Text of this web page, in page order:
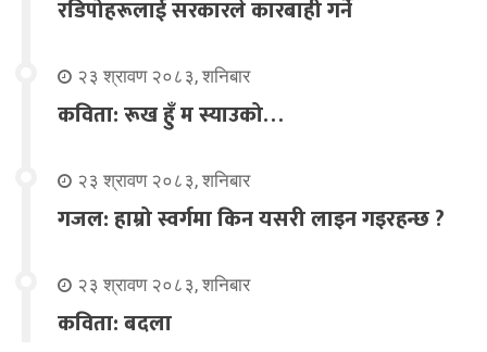
रडिपोहरूलाई सरकारले कारबाही गर्ने
२३ श्रावण २०८३, शनिबार
कविता: रूख हुँ म स्याउको…
२३ श्रावण २०८३, शनिबार
गजल: हाम्रो स्वर्गमा किन यसरी लाइन गइरहन्छ ?
२३ श्रावण २०८३, शनिबार
कविता: बदला